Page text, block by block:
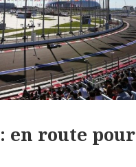
: en route pour